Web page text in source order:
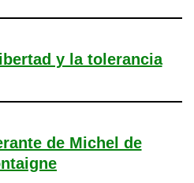
y la tolerancia
de Michel de